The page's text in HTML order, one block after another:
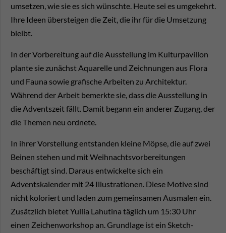
umsetzen, wie sie es sich wünschte. Heute sei es umgekehrt.
Ihre Ideen übersteigen die Zeit, die ihr für die Umsetzung
bleibt.
In der Vorbereitung auf die Ausstellung im Kulturpavillon
plante sie zunächst Aquarelle und Zeichnungen aus Flora
und Fauna sowie grafische Arbeiten zu Architektur.
Während der Arbeit bemerkte sie, dass die Ausstellung in
die Adventszeit fällt. Damit begann ein anderer Zugang, der
die Themen neu ordnete.
In ihrer Vorstellung entstanden kleine Möpse, die auf zwei
Beinen stehen und mit Weihnachtsvorbereitungen
beschäftigt sind. Daraus entwickelte sich ein
Adventskalender mit 24 Illustrationen. Diese Motive sind
nicht koloriert und laden zum gemeinsamen Ausmalen ein.
Zusätzlich bietet Yullia Lahutina täglich um 15:30 Uhr
einen Zeichenworkshop an. Grundlage ist ein Sketch-